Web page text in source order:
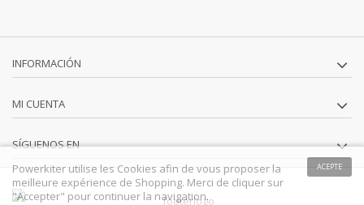
INFORMACIÓN
MI CUENTA
SÍGUENOS EN
ACEPTE
Powerkiter utilise les Cookies afin de vous proposer la
meilleure expérience de Shopping. Merci de cliquer sur
"Accepter" pour continuer la navigation.